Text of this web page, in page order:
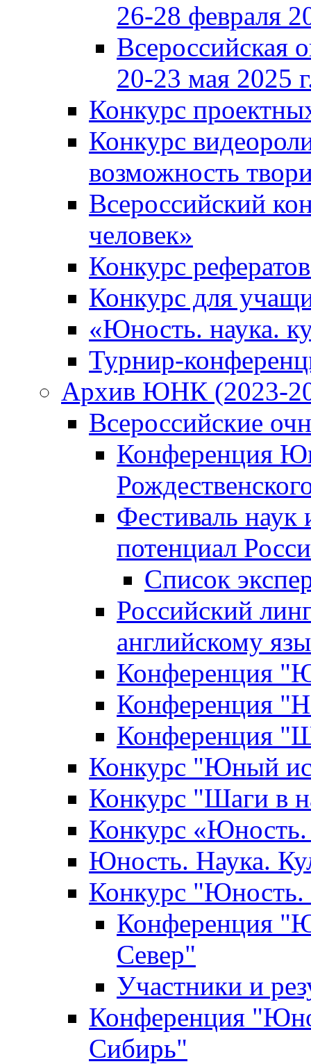
26-28 февраля
Всероссийская
20-23 мая 2025
Конкурс
Конкурс
возможность
Всероссийский
человек»
Конкурс
Конкурс для
«Юность. наука.
Турнир-
Архив ЮНК (2023-
Всероссийские
Конференция
Фестиваль наук
потенциал
Список
Российский
английскому
Конференция
Конференция
Конференция
Конкурс "Юный
Конкурс "Шаги в
Конкурс «Юность.
Юность. Наука.
Конкурс "Юность.
Конференция
Север"
Участники и
Конференция
Сибирь"